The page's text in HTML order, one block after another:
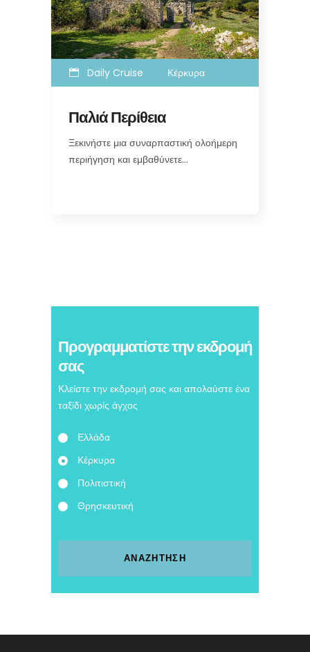
Daily Cruise Κέρκυρα
Παλιά Περίθεια
Ξεκινήστε μια συναρπαστική ολοήμερη
περιήγηση και εμβαθύνετε…
Προγραμματίστε την εκδρομή
σας
Κλείστε την εκδρομή σας και απολαύστε ένα
ταξίδι χωρίς άγχος
Ελλάδα
Κέρκυρα
Πολιτιστική
Θρησκευτική